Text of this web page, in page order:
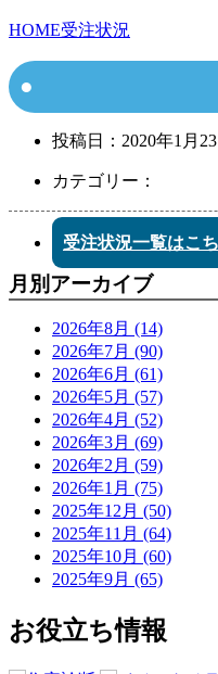
HOME受注状況
投稿日： 2020年1月23
カテゴリー：
受注状況一覧はこ
月別アーカイブ
2026年8月 (14)
2026年7月 (90)
2026年6月 (61)
2026年5月 (57)
2026年4月 (52)
2026年3月 (69)
2026年2月 (59)
2026年1月 (75)
2025年12月 (50)
2025年11月 (64)
2025年10月 (60)
2025年9月 (65)
お役立ち情報